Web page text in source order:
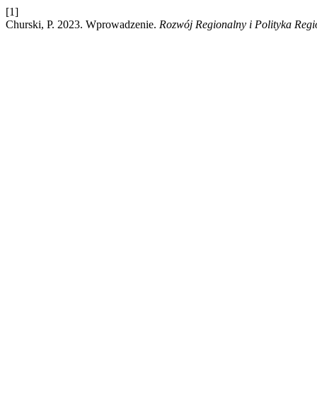
[1]
Churski, P. 2023. Wprowadzenie. Rozwój Regionalny i Polityka